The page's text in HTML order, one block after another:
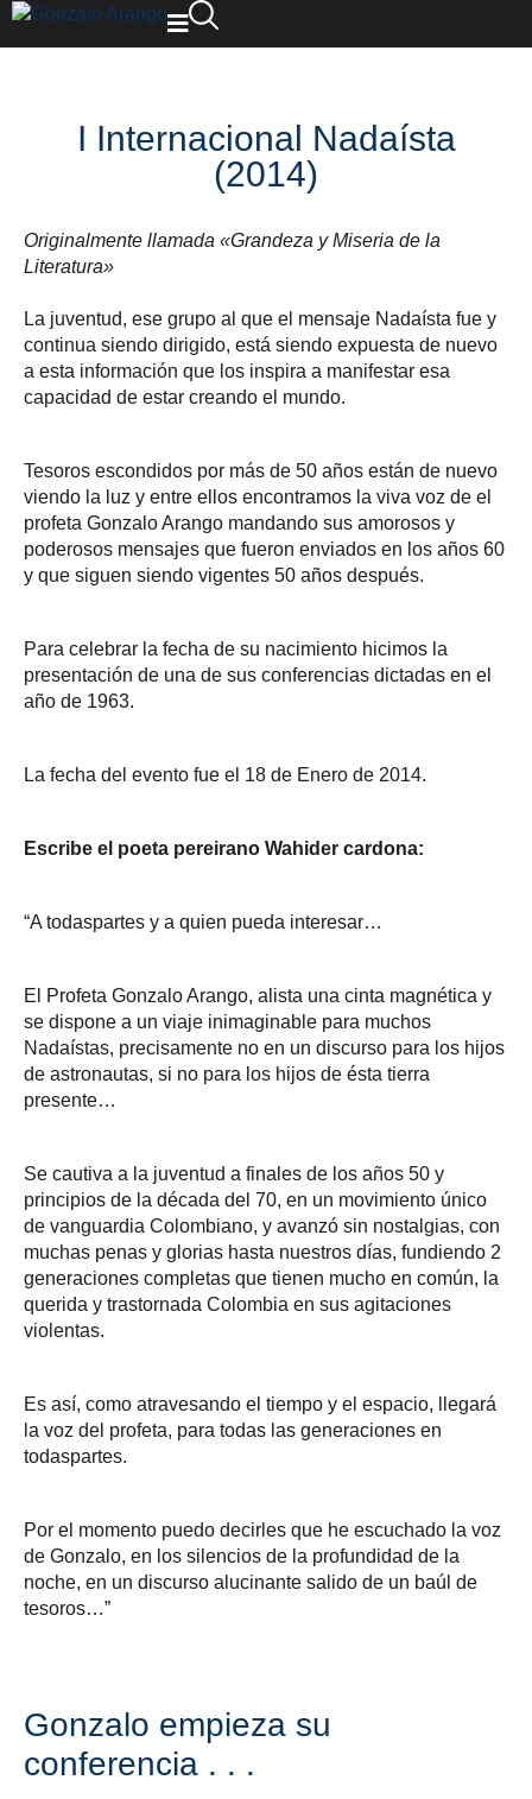
I Internacional Nadaísta
(2014)
Originalmente llamada «Grandeza y Miseria de la
Literatura»
La juventud, ese grupo al que el mensaje Nadaísta fue y
continua siendo dirigido, está siendo expuesta de nuevo
a esta información que los inspira a manifestar esa
capacidad de estar creando el mundo.
Tesoros escondidos por más de 50 años están de nuevo
viendo la luz y entre ellos encontramos la viva voz de el
profeta Gonzalo Arango mandando sus amorosos y
poderosos mensajes que fueron enviados en los años 60
y que siguen siendo vigentes 50 años después.
Para celebrar la fecha de su nacimiento hicimos la
presentación de una de sus conferencias dictadas en el
año de 1963.
La fecha del evento fue el 18 de Enero de 2014.
Escribe el poeta pereirano Wahider cardona:
“A todaspartes y a quien pueda interesar…
El Profeta Gonzalo Arango, alista una cinta magnética y
se dispone a un viaje inimaginable para muchos
Nadaístas, precisamente no en un discurso para los hijos
de astronautas, si no para los hijos de ésta tierra
presente…
Se cautiva a la juventud a finales de los años 50 y
principios de la década del 70, en un movimiento único
de vanguardia Colombiano, y avanzó sin nostalgias, con
muchas penas y glorias hasta nuestros días, fundiendo 2
generaciones completas que tienen mucho en común, la
querida y trastornada Colombia en sus agitaciones
violentas.
Es así, como atravesando el tiempo y el espacio, llegará
la voz del profeta, para todas las generaciones en
todaspartes.
Por el momento puedo decirles que he escuchado la voz
de Gonzalo, en los silencios de la profundidad de la
noche, en un discurso alucinante salido de un baúl de
tesoros…”
Gonzalo empieza su
conferencia . . .